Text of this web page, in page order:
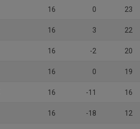
16 0 23
16 3 22
16 -2 20
16 0 19
16 -11 16
16 -18 12